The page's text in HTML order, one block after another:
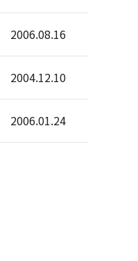
2006.08.16
2004.12.10
2006.01.24